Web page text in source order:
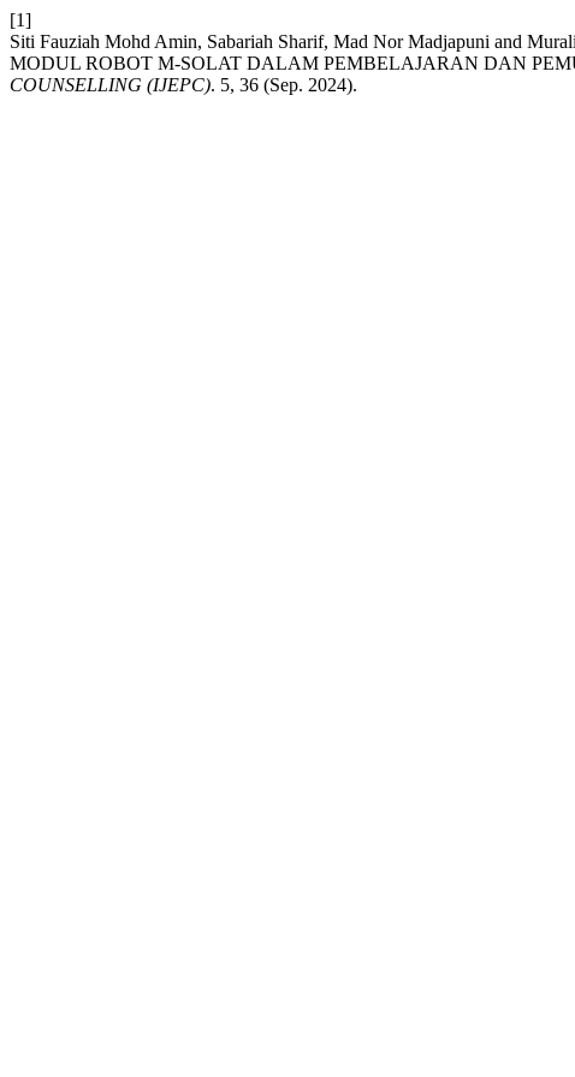
[1]
Siti Fauziah Mohd Amin, Sabariah Sharif, Mad Nor Madjapuni and
MODUL ROBOT M-SOLAT DALAM PEMBELAJARAN DAN
COUNSELLING (IJEPC). 5, 36 (Sep. 2024).